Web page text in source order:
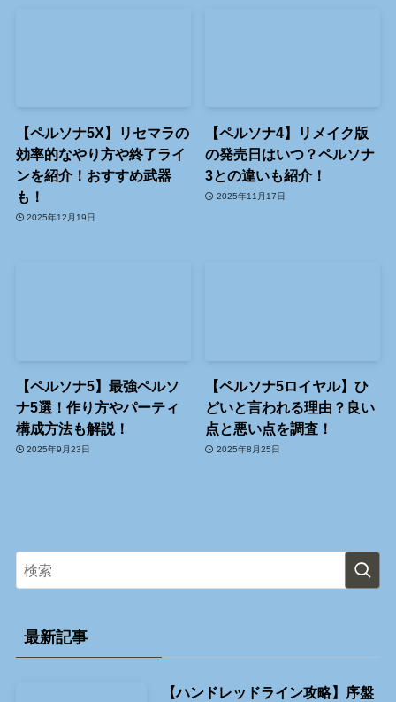
【ペルソナ5X】リセマラの
効率的なやり方や終了ライ
ンを紹介！おすすめ武器
も！
2025年12月19日
【ペルソナ4】リメイク版
の発売日はいつ？ペルソナ
3との違いも紹介！
2025年11月17日
【ペルソナ5】最強ペルソ
ナ5選！作り方やパーティ
構成方法も解説！
2025年9月23日
【ペルソナ5ロイヤル】ひ
どいと言われる理由？良い
点と悪い点を調査！
2025年8月25日
最新記事
【ハンドレッドライン攻略】序盤